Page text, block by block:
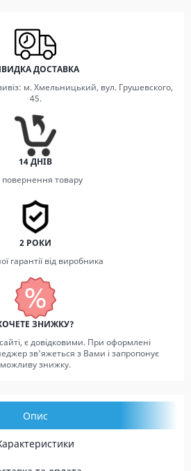
ДОСТАВКА
м. Хмельницький, вул. Грушевского,
45.
14 ДНІВ
товару
2 РОКИ
гарантії від виробника
ЗНИЖКУ?
є довідковими. При оформлені
зв'яжеться з Вами і запропонує
можливу знижку.
Опис